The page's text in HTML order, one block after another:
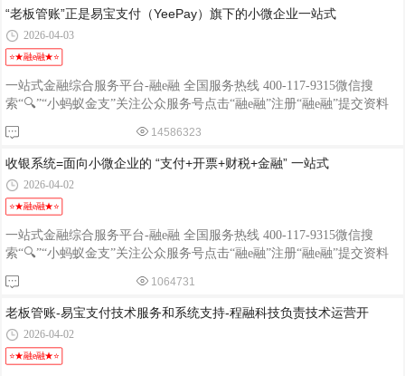
“老板管账”正是易宝支付（YeePay）旗下的小微企业一站式
2026-04-03
⭐★融e融★⭐
一站式金融综合服务平台-融e融 全国服务热线 400-117-9315微信搜
索“🔍”“小蚂蚁金支”关注公众服务号点击“融e融”注册“融e融”提交资料
14586323
收银系统=面向小微企业的 “支付+开票+财税+金融” 一站式
2026-04-02
⭐★融e融★⭐
一站式金融综合服务平台-融e融 全国服务热线 400-117-9315微信搜
索“🔍”“小蚂蚁金支”关注公众服务号点击“融e融”注册“融e融”提交资料
1064731
老板管账-易宝支付技术服务和系统支持-程融科技负责技术运营开
2026-04-02
⭐★融e融★⭐